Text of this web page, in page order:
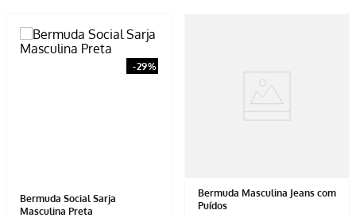
-29%
Bermuda Social Sarja
Masculina Preta
Bermuda Masculina Jeans com
Puídos